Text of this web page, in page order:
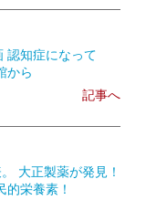
認知症になって
から
記事へ
大正製薬が発見！
栄養素！